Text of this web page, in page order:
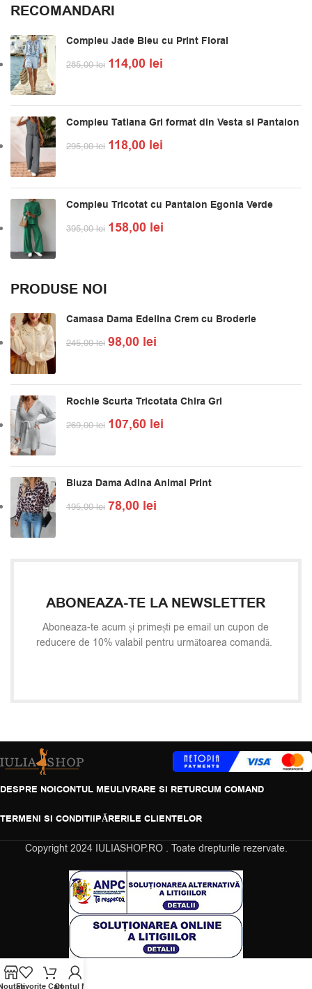
RECOMANDARI
Compleu Jade Bleu cu Print Floral
285,00lei 114,00 lei
Compleu Tatiana Gri format din Vesta si Pantalon
295,00lei 118,00 lei
Compleu Tricotat cu Pantalon Egonia Verde
395,00lei 158,00 lei
PRODUSE NOI
Camasa Dama Edelina Crem cu Broderie
245,00lei 98,00 lei
Rochie Scurta Tricotata Chira Gri
269,00lei 107,60 lei
Bluza Dama Adina Animal Print
195,00lei 78,00 lei
ABONEAZA-TE LA NEWSLETTER
Aboneaza-te acum și primești pe email un cupon de
reducere de 10% valabil pentru următoarea comandă.
DESPRE NOICONTUL MEULIVRARE SI RETURCUM COMAND
TERMENI SI CONDITIIPĂRERILE CLIENTELOR
Copyright 2024 IULIASHOP.RO . Toate drepturile rezervate.
Favorite Cart
Contul Meu